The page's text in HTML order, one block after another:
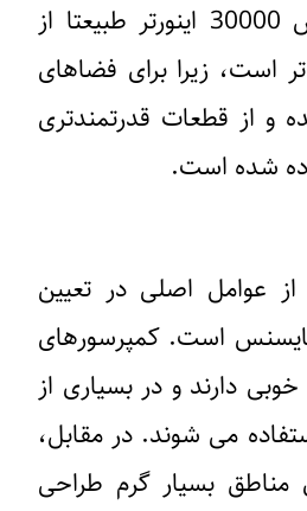
کولر گازی هایسنس 30000 اینورتر طبیعتا از
تر است، زیرا برای فضاهای
قطعات قدرتمندتری
است.
اصلی در تعیین
است. کمپرسورهای
دارند و در بسیاری از
می شوند. در مقابل،
بسیار گرم طراحی